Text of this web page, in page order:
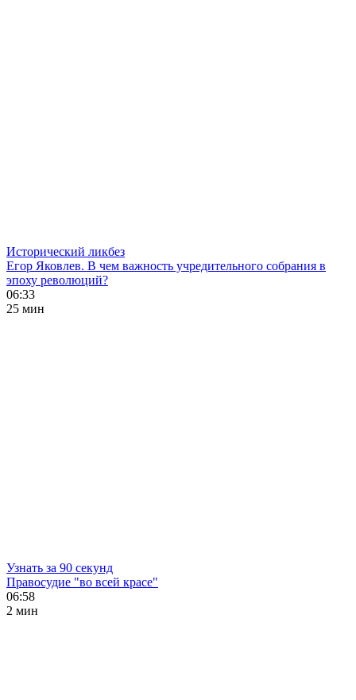
Исторический ликбез
Егор Яковлев. В чем важность учредительного собрания в
эпоху революций?
06:33
25 мин
Узнать за 90 секунд
Правосудие "во всей красе"
06:58
2 мин